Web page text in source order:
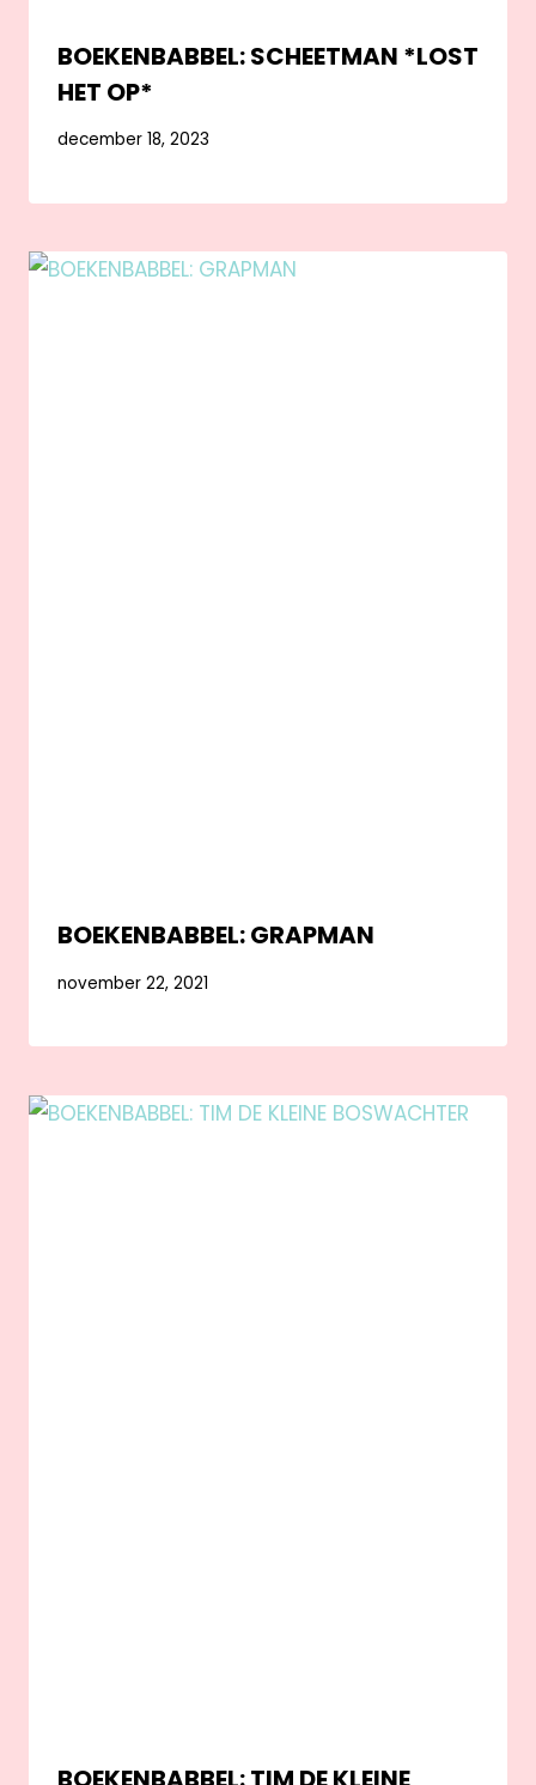
BOEKENBABBEL: SCHEETMAN *LOST
HET OP*
december 18, 2023
BOEKENBABBEL: GRAPMAN
november 22, 2021